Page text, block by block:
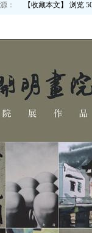
： 【收藏本文 】 浏览